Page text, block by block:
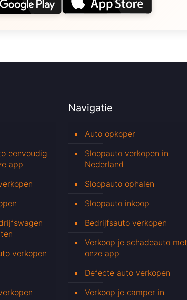
eenvoudig
app
verkopen
Navigatie
Auto opkoper
Sloopauto verkopen in
Nederland
Sloopauto ophalen
Sloopauto inkoop
Bedrijfsauto verkopen
Verkoop je schadeauto met
onze app
Defecte auto verkopen
Verkoop je camper in